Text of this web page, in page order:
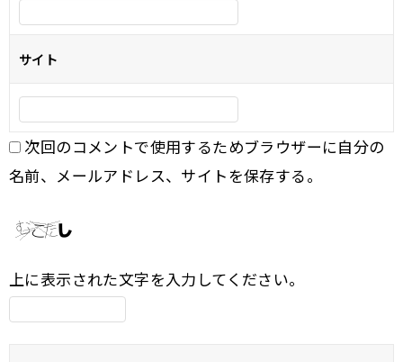
サイト
次回のコメントで使用するためブラウザーに自分の
名前、メールアドレス、サイトを保存する。
上に表示された文字を入力してください。